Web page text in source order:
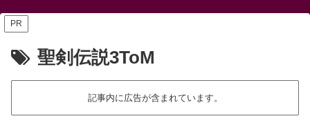
PR
聖剣伝説3ToM
記事内に広告が含まれています。